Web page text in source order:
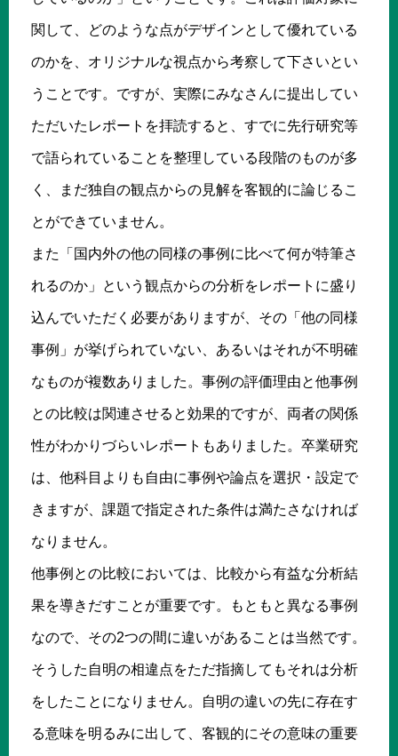
関して、どのような点がデザインとして優れている
のかを、オリジナルな視点から考察して下さいとい
うことです。ですが、実際にみなさんに提出してい
ただいたレポートを拝読すると、すでに先行研究等
で語られていることを整理している段階のものが多
く、まだ独自の観点からの見解を客観的に論じるこ
とができていません。
また「国内外の他の同様の事例に比べて何が特筆さ
れるのか」という観点からの分析をレポートに盛り
込んでいただく必要がありますが、その「他の同様
事例」が挙げられていない、あるいはそれが不明確
なものが複数ありました。事例の評価理由と他事例
との比較は関連させると効果的ですが、両者の関係
性がわかりづらいレポートもありました。卒業研究
は、他科目よりも自由に事例や論点を選択・設定で
きますが、課題で指定された条件は満たさなければ
なりません。
他事例との比較においては、比較から有益な分析結
果を導きだすことが重要です。もともと異なる事例
なので、その2つの間に違いがあることは当然です。
そうした自明の相違点をただ指摘してもそれは分析
をしたことになりません。自明の違いの先に存在す
る意味を明るみに出して、客観的にその意味の重要